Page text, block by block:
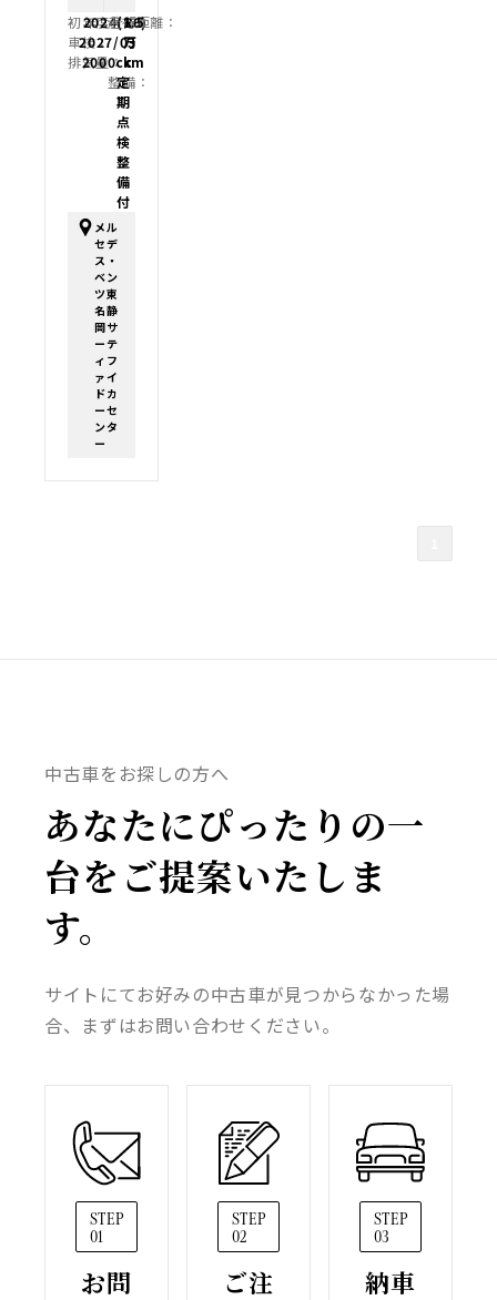
初年度登録：
2024(R6)
車検：
2027/03
排気量：
2000cc
走行距離：
1.5
万
km
整備：
定
期
点
検
整
備
付
メル
セデ
ス・
ベン
ツ東
名静
岡サ
ーテ
ィフ
ァイ
ドカ
ーセ
ンタ
ー
中古車をお探しの方へ
あなたにぴったりの一
台をご提案いたしま
す。
サイトにてお好みの中古車が見つからなかった場
合、まずはお問い合わせください。
STEP
01
お問
STEP
02
ご注
STEP
03
納車